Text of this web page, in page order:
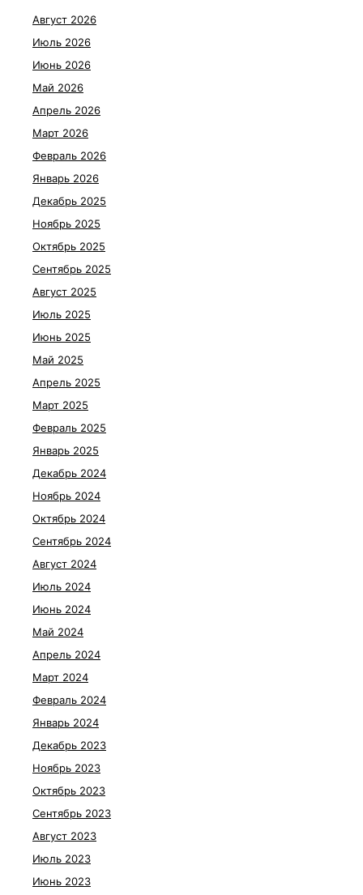
Август 2026
Июль 2026
Июнь 2026
Май 2026
Апрель 2026
Март 2026
Февраль 2026
Январь 2026
Декабрь 2025
Ноябрь 2025
Октябрь 2025
Сентябрь 2025
Август 2025
Июль 2025
Июнь 2025
Май 2025
Апрель 2025
Март 2025
Февраль 2025
Январь 2025
Декабрь 2024
Ноябрь 2024
Октябрь 2024
Сентябрь 2024
Август 2024
Июль 2024
Июнь 2024
Май 2024
Апрель 2024
Март 2024
Февраль 2024
Январь 2024
Декабрь 2023
Ноябрь 2023
Октябрь 2023
Сентябрь 2023
Август 2023
Июль 2023
Июнь 2023